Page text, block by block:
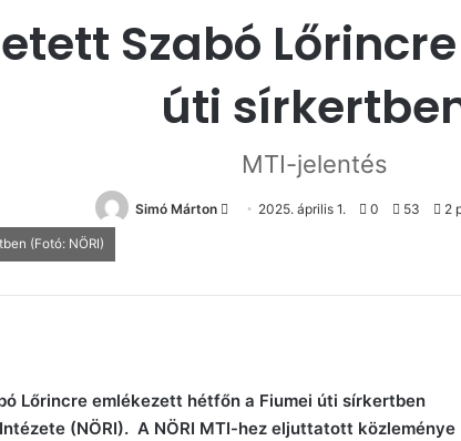
Szabó
úti
MTI-jelentés
Simó Márton
Send 2025. április 1. 0 53 2
(Fotó: NÖRI)
Lőrincre emlékezett hétfőn a Fiumei úti sírkertben
(NÖRI). A NÖRI MTI-hez eljuttatott közleménye